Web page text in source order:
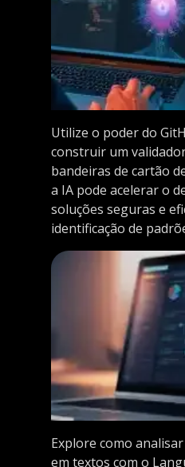
Utilize o poder do
construir um
bandeiras de cartão
a IA pode acelerar o
soluções seguras e
identificação de
Explore como
em textos com o